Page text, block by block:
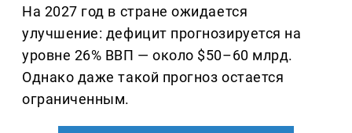
На 2027 год в стране ожидается
улучшение: дефицит прогнозируется на
уровне 26% ВВП — около $50–60 млрд.
Однако даже такой прогноз остается
ограниченным.